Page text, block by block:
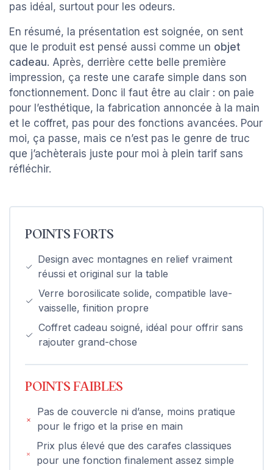
pas idéal, surtout pour les odeurs.
En résumé, la présentation est soignée, on sent
que le produit est pensé aussi comme un objet
cadeau. Après, derrière cette belle première
impression, ça reste une carafe simple dans son
fonctionnement. Donc il faut être au clair : on paie
pour l’esthétique, la fabrication annoncée à la main
et le coffret, pas pour des fonctions avancées. Pour
moi, ça passe, mais ce n’est pas le genre de truc
que j’achèterais juste pour moi à plein tarif sans
réfléchir.
POINTS FORTS
Design avec montagnes en relief vraiment
réussi et original sur la table
Verre borosilicate solide, compatible lave-
vaisselle, finition propre
Coffret cadeau soigné, idéal pour offrir sans
rajouter grand-chose
POINTS FAIBLES
Pas de couvercle ni d’anse, moins pratique
pour le frigo et la prise en main
Prix plus élevé que des carafes classiques
pour une fonction finalement assez simple